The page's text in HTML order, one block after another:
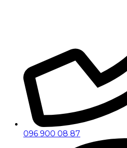
096 900 08 87